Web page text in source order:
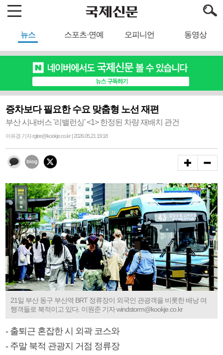
뉴스 스포츠·연예 오피니언 동영상
증차보다 필요한 수요 맞춤형 노선 재편
부산 시내버스 '리밸런싱' <1> 한정된 차량 재배치 관건
이유경 기자 rglee@kookje.co.kr | 2026.05.21 19:18
21일 부산 동구 부산역 BRT 정류장이 외국인 관광객을 비롯한 배낭 여
행객들로 북적이고 있다. 이원준 기자 windstorm@kookje.co.kr
- 출퇴근 혼잡한 시 외곽 코스와
- 주말 북적 관광지 거점 정류장